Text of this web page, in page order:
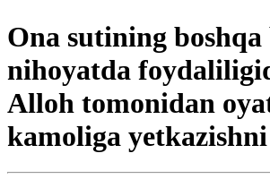
Ona sutining
nihoyatda
Alloh tomonidan
kamoliga